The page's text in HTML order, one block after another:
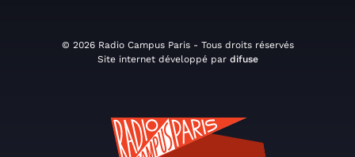
© 2026 Radio Campus Paris - Tous droits réservés
Site internet développé par difuse